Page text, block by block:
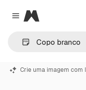
Close menu
Magnific
Crie uma imagem com